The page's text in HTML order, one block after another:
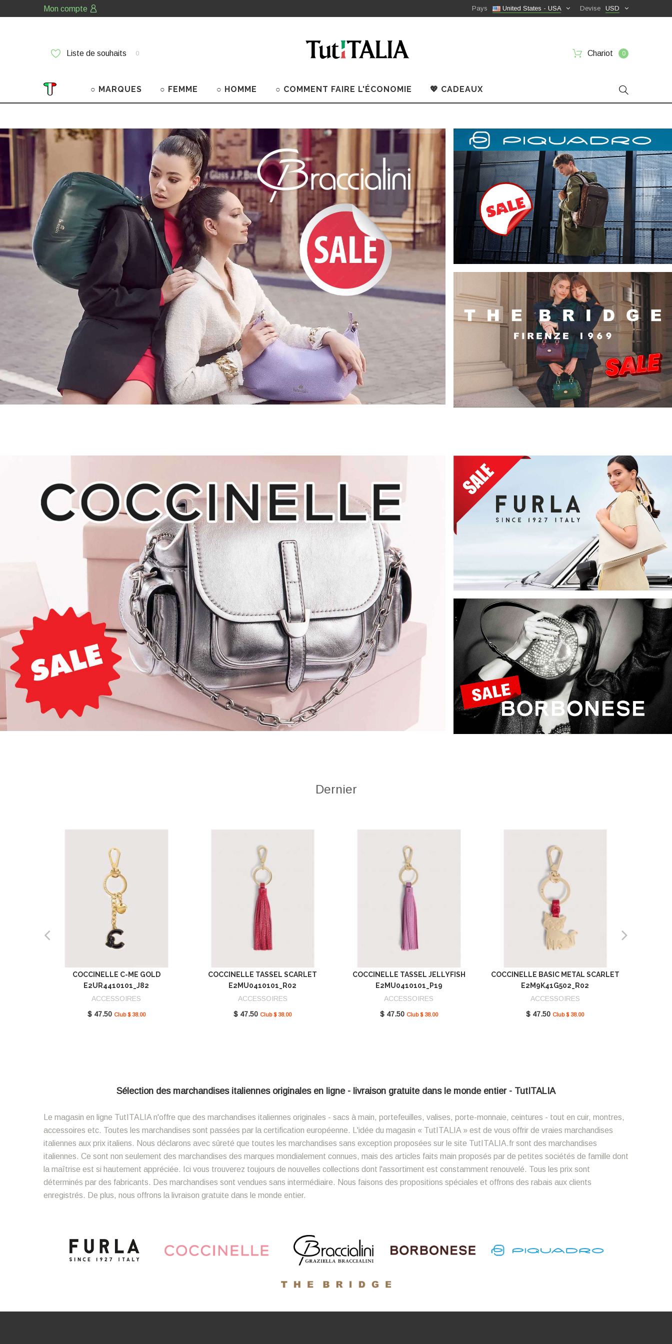
Mon compte USD
Devise
United States - USA
Pays
Liste de souhaits 0 Chariot 0
○ MARQUES ○ FEMME ○ HOMME ○ COMMENT FAIRE L'ÉCONOMIE 💖 CADEAUX
Dernier
COCCINELLE C-ME GOLD
E2UR4410101_J82
ACCESSOIRES
$ 47.50 Club $ 38.00
COCCINELLE TASSEL SCARLET
E2MU0410101_R02
ACCESSOIRES
$ 47.50 Club $ 38.00
COCCINELLE TASSEL JELLYFISH
E2MU0410101_P19
ACCESSOIRES
$ 47.50 Club $ 38.00
COCCINELLE BASIC METAL SCARLET
E2M9K41G502_R02
ACCESSOIRES
$ 47.50 Club $ 38.00
Sélection des marchandises italiennes originales en ligne - livraison gratuite dans le monde entier - TutITALIA
Le magasin en ligne TutITALIA n'offre que des marchandises italiennes originales - sacs à main, portefeuilles, valises, porte-monnaie, ceintures - tout en cuir, montres,
accessoires etc. Toutes les marchandises sont passées par la certification européenne. L'idée du magasin « TutITALIA » est de vous offrir de vraies marchandises
italiennes aux prix italiens. Nous déclarons avec sûreté que toutes les marchandises sans exception proposées sur le site TutITALIA.fr sont des marchandises
italiennes. Ce sont non seulement des marchandises des marques mondialement connues, mais des articles faits main proposés par de petites sociétés de famille dont
la maîtrise est si hautement appréciée. Ici vous trouverez toujours de nouvelles collections dont l'assortiment est constamment renouvelé. Tous les prix sont
déterminés par des fabricants. Des marchandises sont vendues sans intermédiaire. Nous faisons des propositions spéciales et offrons des rabais aux clients
enregistrés. De plus, nous offrons la livraison gratuite dans le monde entier.